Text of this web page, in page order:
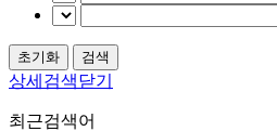
상세검색닫기
최근검색어